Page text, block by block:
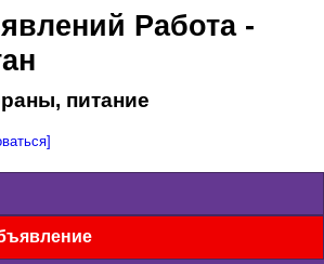
Работа-
питание